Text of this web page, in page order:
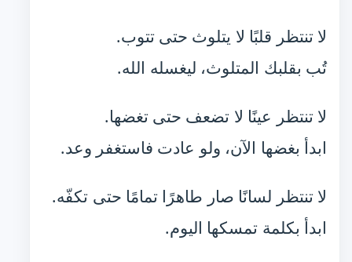
لا تنتظر قلبًا لا يتلوث حتى تتوب.
تُب بقلبك المتلوث، ليغسله الله.
لا تنتظر عينًا لا تضعف حتى تغضها.
ابدأ بغضها الآن، ولو عادت فاستغفر وعد.
لا تنتظر لسانًا صار طاهرًا تمامًا حتى تكفّه.
ابدأ بكلمة تمسكها اليوم.